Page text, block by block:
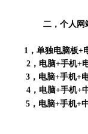
二，
1，单独
2，电脑
3，电脑+手
4，电脑+手
5，电脑+手机+